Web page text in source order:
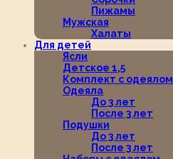
Пижамы
Мужская
Халаты
Для детей
Ясли
Детское 1,5
Комплект с одеялом
Одеяла
До 3 лет
После 3 лет
Подушки
До 3 лет
После 3 лет